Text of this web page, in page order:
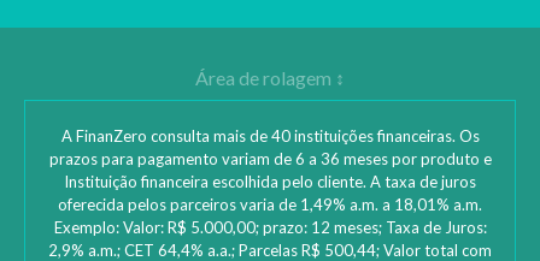
A FinanZero consulta mais de 40 instituições financeiras. Os
prazos para pagamento variam de 6 a 36 meses por produto e
Instituição financeira escolhida pelo cliente. A taxa de juros
oferecida pelos parceiros varia de 1,49% a.m. a 18,01% a.m.
Exemplo: Valor: R$ 5.000,00; prazo: 12 meses; Taxa de Juros:
2,9% a.m.; CET 64,4% a.a.; Parcelas R$ 500,44; Valor total com